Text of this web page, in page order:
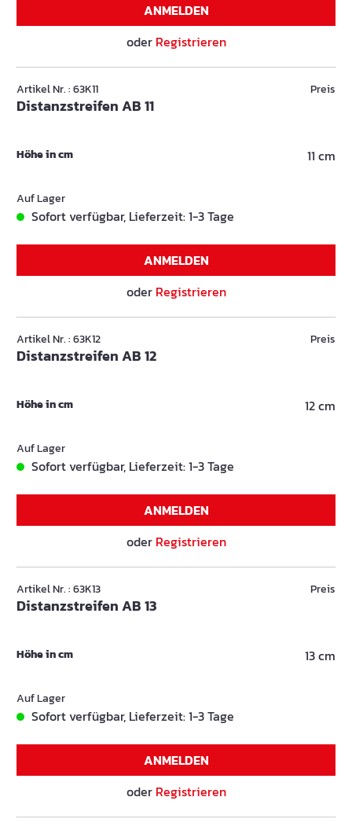
ANMELDEN
oder Registrieren
Artikel Nr. : 63K11
Distanzstreifen AB 11
Preis
Höhe in cm 11 cm
Auf Lager
Sofort verfügbar, Lieferzeit: 1-3 Tage
ANMELDEN
oder Registrieren
Artikel Nr. : 63K12
Distanzstreifen AB 12
Preis
Höhe in cm 12 cm
Auf Lager
Sofort verfügbar, Lieferzeit: 1-3 Tage
ANMELDEN
oder Registrieren
Artikel Nr. : 63K13
Distanzstreifen AB 13
Preis
Höhe in cm 13 cm
Auf Lager
Sofort verfügbar, Lieferzeit: 1-3 Tage
ANMELDEN
oder Registrieren